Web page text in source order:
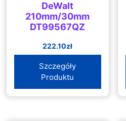
DeWalt
210mm/30mm
DT99567QZ
222.10zł
Szczegóły
Produktu